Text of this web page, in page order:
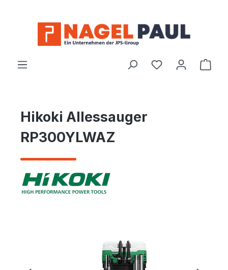
Hikoki Allessauger
RP300YLWAZ